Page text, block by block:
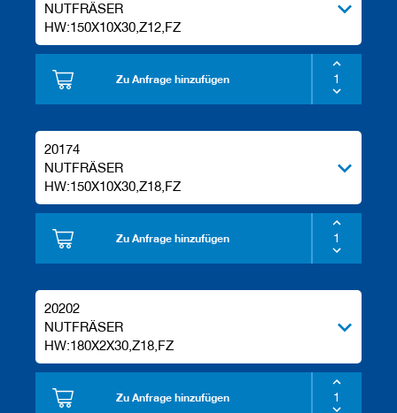
NUTFRÄSER
HW:150X10X30,Z12,FZ
Zu Anfrage hinzufügen
20174
NUTFRÄSER
HW:150X10X30,Z18,FZ
Zu Anfrage hinzufügen
20202
NUTFRÄSER
HW:180X2X30,Z18,FZ
Zu Anfrage hinzufügen